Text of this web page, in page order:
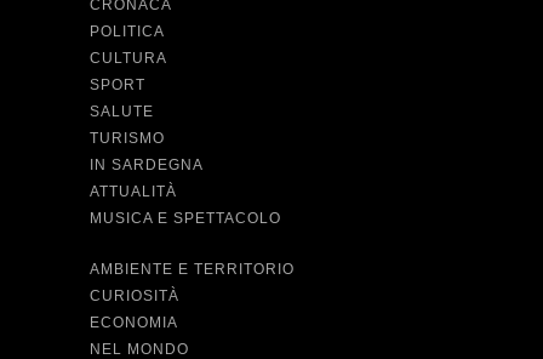
CRONACA
POLITICA
CULTURA
SPORT
SALUTE
TURISMO
IN SARDEGNA
ATTUALITÀ
MUSICA E SPETTACOLO
AMBIENTE E TERRITORIO
CURIOSITÀ
ECONOMIA
NEL MONDO